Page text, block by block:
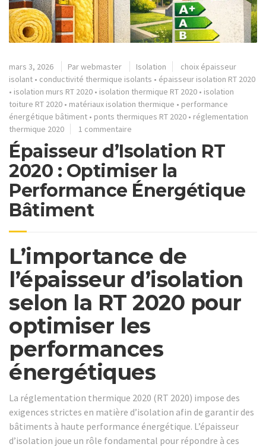
mars 3, 2026 Parwebmaster Isolation
choix épaisseur
isolant • conductivité thermique isolants • épaisseur isolation RT 2020
• isolation murs RT 2020 • isolation thermique RT 2020 • isolation
toiture RT 2020 • matériaux isolation thermique • performance
énergétique bâtiment • ponts thermiques RT 2020 • réglementation
thermique 2020
1 commentaire
Épaisseur d’Isolation RT
2020 : Optimiser la
Performance Énergétique
Bâtiment
L’importance de
l’épaisseur d’isolation
selon la RT 2020 pour
optimiser les
performances
énergétiques
La réglementation thermique 2020 (RT 2020) impose des
exigences strictes en matière d’isolation afin de garantir des
bâtiments à haute performance énergétique. L’épaisseur
d’isolation joue un rôle fondamental pour répondre à ces